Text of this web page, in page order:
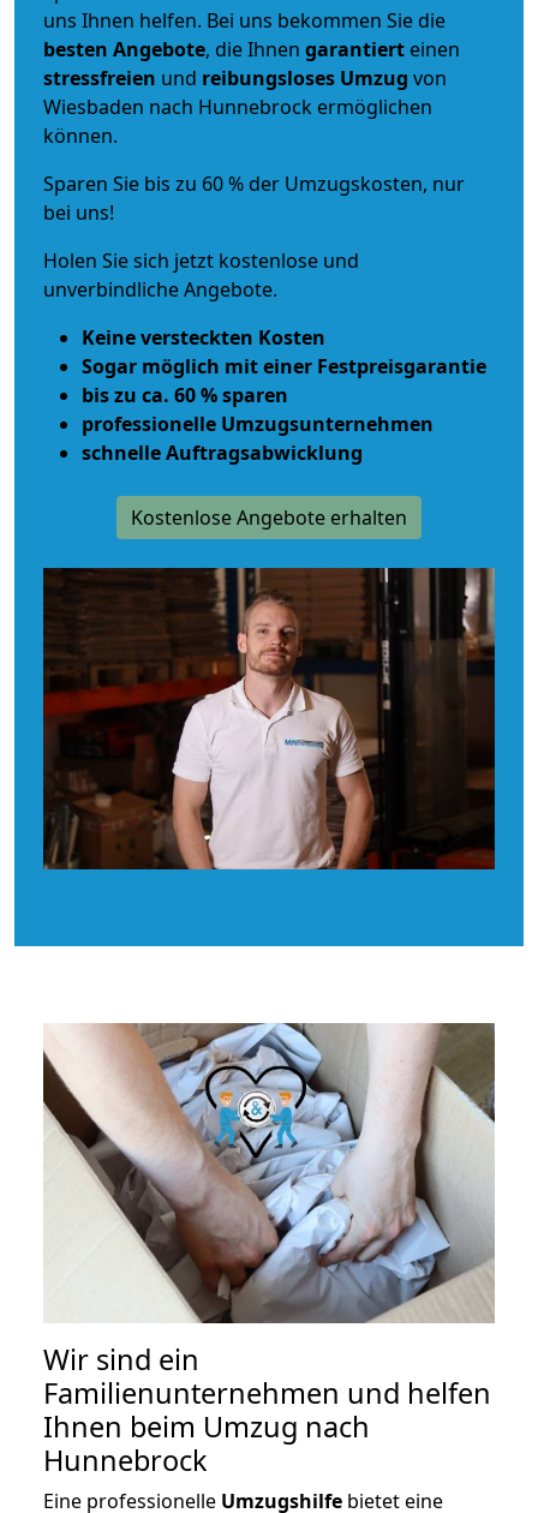
uns Ihnen helfen. Bei uns bekommen Sie die
besten Angebote, die Ihnen garantiert einen
stressfreien und reibungsloses Umzug von
Wiesbaden nach Hunnebrock ermöglichen
können.
Sparen Sie bis zu 60 % der Umzugskosten, nur
bei uns!
Holen Sie sich jetzt kostenlose und
unverbindliche Angebote.
Keine versteckten Kosten
Sogar möglich mit einer Festpreisgarantie
bis zu ca. 60 % sparen
professionelle Umzugsunternehmen
schnelle Auftragsabwicklung
Kostenlose Angebote erhalten
Wir sind ein
Familienunternehmen und helfen
Ihnen beim Umzug nach
Hunnebrock
Eine professionelle Umzugshilfe bietet eine